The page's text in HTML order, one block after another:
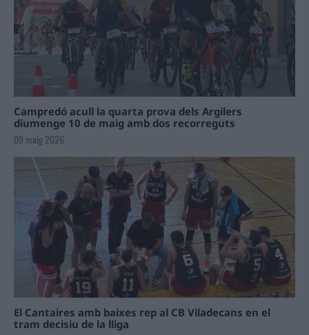
Campredó acull la quarta prova dels Argilers
diumenge 10 de maig amb dos recorreguts
09 maig 2026
El Cantaires amb baixes rep al CB Viladecans en el
tram decisiu de la lliga